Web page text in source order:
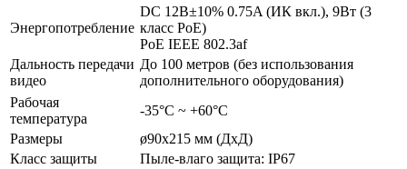
Энергопотребление
DC 12В±10% 0.75A (ИК вкл.), 9Вт (3
класс PoE)
PoE IEEE 802.3af
Дальность передачи
видео
До 100 метров (без использования
дополнительного оборудования)
Рабочая
температура
-35°С ~ +60°С
Размеры
ø90x215 мм (ДxД)
Класс защиты
Пыле-влаго защита: IP67